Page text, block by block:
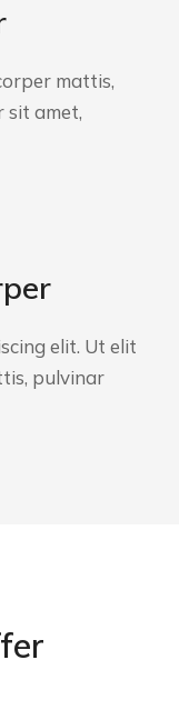
mattis,
sit amet,
elit. Ut elit
pulvinar